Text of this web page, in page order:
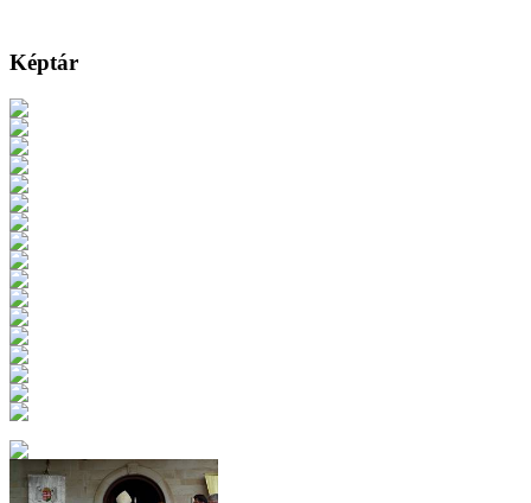
Képtár